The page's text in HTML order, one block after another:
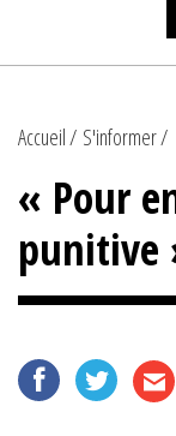
Accueil S'informer
« Pour
punitive